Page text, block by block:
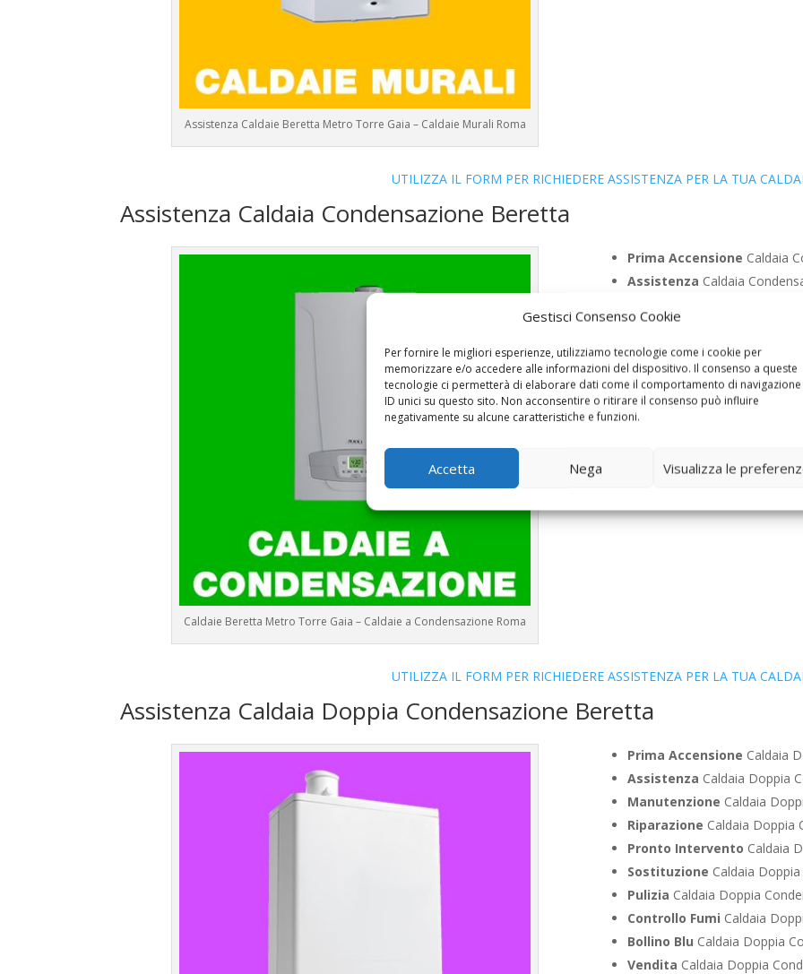
Gestisci Consenso Cookie
Per fornire le migliori esperienze, utilizziamo tecnologie come i cookie per
memorizzare e/o accedere alle informazioni del dispositivo. Il consenso a queste
tecnologie ci permetterà di elaborare dati come il comportamento di
ID unici su questo sito. Non acconsentire o ritirare il consenso può influire
negativamente su alcune caratteristiche e funzioni.
Accetta Nega Visualizza le
Assistenza Caldaie Beretta Metro Torre Gaia – Caldaie Murali Roma
UTILIZZA IL FORM PER RICHIEDERE ASSISTENZA PER LA TUA
Assistenza Caldaia Condensazione Beretta
Caldaie Beretta Metro Torre Gaia – Caldaie a Condensazione Roma
Prima Accensione Caldaia
Assistenza Caldaia
Riparazione
Pronto Intervento Caldaia
SostituzioneCaldaia
PuliziaCaldaia
Controllo Fumi
VenditaCaldaia
UTILIZZA IL FORM PER RICHIEDERE ASSISTENZA PER LA TUA
Assistenza Caldaia Doppia Condensazione Beretta
Prima Accensione Caldaia
Assistenza Caldaia Doppia
Manutenzione Caldaia
Riparazione Caldaia Doppia
Pronto Intervento Caldaia
Sostituzione Caldaia
Pulizia Caldaia Doppia
Controllo Fumi Caldaia
Bollino Blu Caldaia Doppia
Vendita Caldaia Doppia